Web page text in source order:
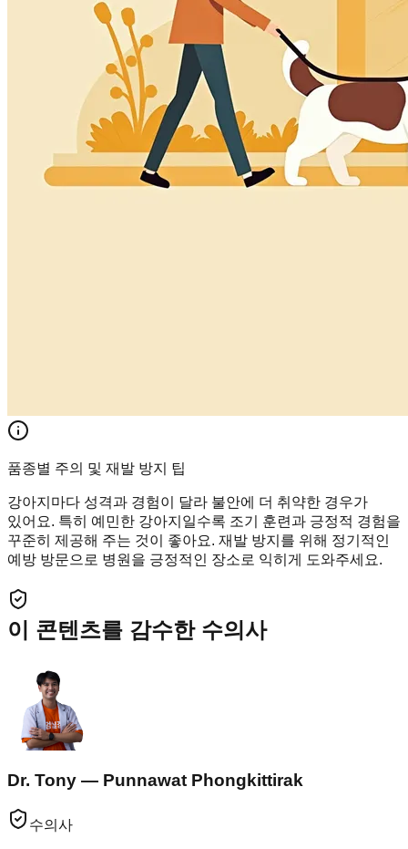
품종별 주의 및 재발 방지 팁
강아지마다 성격과 경험이 달라 불안에 더 취약한 경우가
있어요. 특히 예민한 강아지일수록 조기 훈련과 긍정적 경험을
꾸준히 제공해 주는 것이 좋아요. 재발 방지를 위해 정기적인
예방 방문으로 병원을 긍정적인 장소로 익히게 도와주세요.
이 콘텐츠를 감수한 수의사
Dr. Tony — Punnawat Phongkittirak
수의사